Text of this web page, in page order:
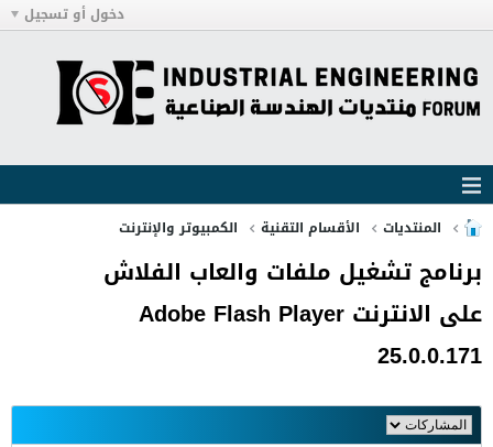
دخول أو تسجيل
المنتديات الأقسام التقنية الكمبيوتر والإنترنت
برنامج تشغيل ملفات والعاب الفلاش
على الانترنت Adobe Flash Player
25.0.0.171